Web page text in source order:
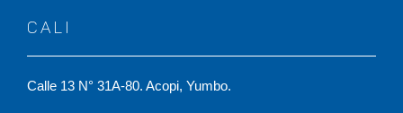
CALI
Calle 13 N° 31A-80. Acopi, Yumbo.